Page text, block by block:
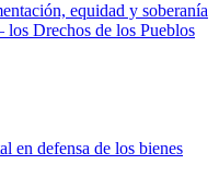
equidad y soberanía
Drechos de los Pueblos
en defensa de los bienes